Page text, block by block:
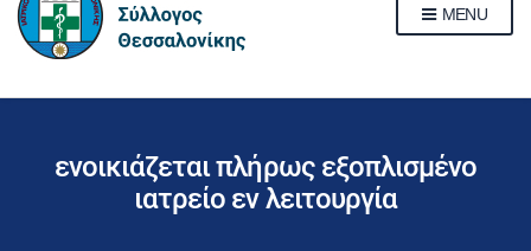
m
MENU
ενοικιάζεται πλήρως εξοπλισμένο
ιατρείο εν λειτουργία